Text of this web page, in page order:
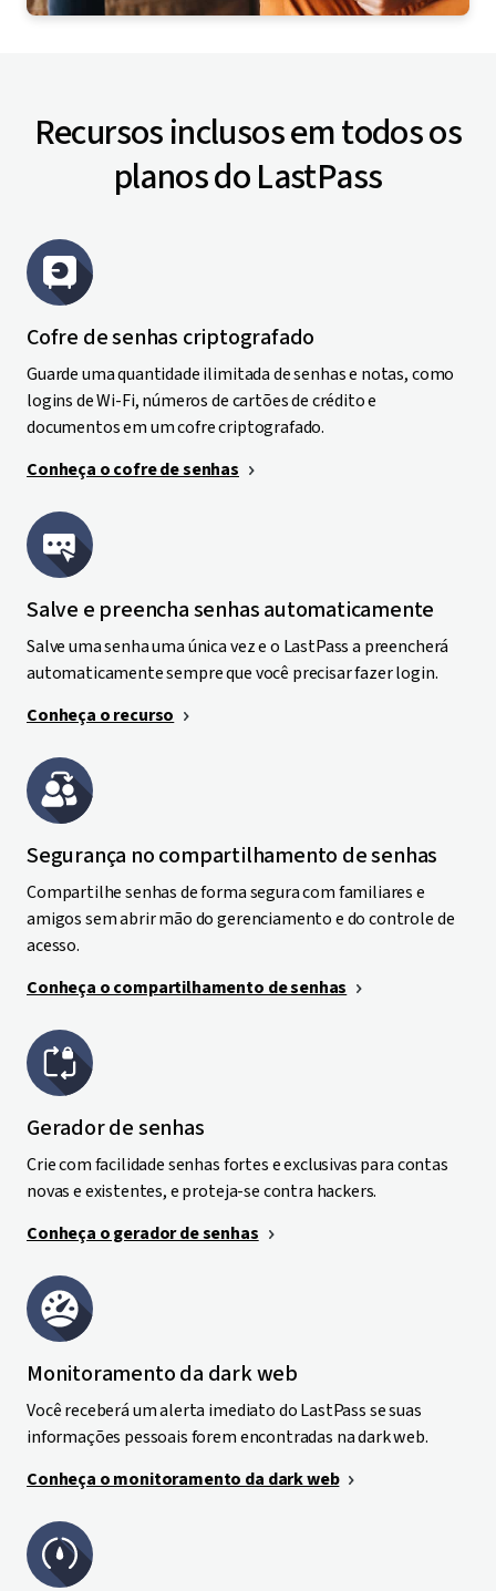
Recursos inclusos em todos os
planos do LastPass
Cofre de senhas criptografado
Guarde uma quantidade ilimitada de senhas e notas, como
logins de Wi-Fi, números de cartões de crédito e
documentos em um cofre criptografado.
Conheça o cofre de senhas
Salve e preencha senhas automaticamente
Salve uma senha uma única vez e o LastPass a preencherá
automaticamente sempre que você precisar fazer login.
Conheça o recurso
Segurança no compartilhamento de senhas
Compartilhe senhas de forma segura com familiares e
amigos sem abrir mão do gerenciamento e do controle de
acesso.
Conheça o compartilhamento de senhas
Gerador de senhas
Crie com facilidade senhas fortes e exclusivas para contas
novas e existentes, e proteja-se contra hackers.
Conheça o gerador de senhas
Monitoramento da dark web
Você receberá um alerta imediato do LastPass se suas
informações pessoais forem encontradas na dark web.
Conheça o monitoramento da dark web